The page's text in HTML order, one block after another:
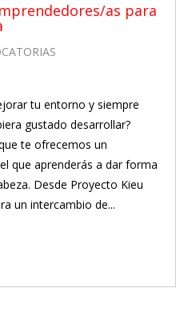
as para
tu entorno y siempre
gustado desarrollar?
te ofrecemos un
que aprenderás a dar forma
Desde Proyecto Kieu
un intercambio de...